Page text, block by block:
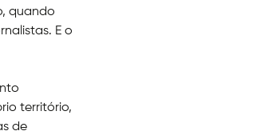
quando
E o
território,
de